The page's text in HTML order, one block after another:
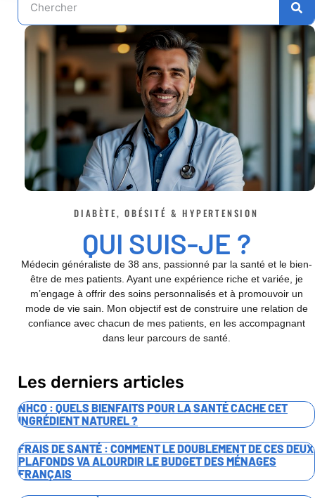
DIABÈTE, OBÉSITÉ & HYPERTENSION
QUI SUIS-JE ?
Médecin généraliste de 38 ans, passionné par la santé et le bien-
être de mes patients. Ayant une expérience riche et variée, je
m’engage à offrir des soins personnalisés et à promouvoir un
mode de vie sain. Mon objectif est de construire une relation de
confiance avec chacun de mes patients, en les accompagnant
dans leur parcours de santé.
Les derniers articles
NHCO : QUELS BIENFAITS POUR LA SANTÉ CACHE CET
INGRÉDIENT NATUREL ?
FRAIS DE SANTÉ : COMMENT LE DOUBLEMENT DE CES DEUX
PLAFONDS VA ALOURDIR LE BUDGET DES MÉNAGES
FRANÇAIS